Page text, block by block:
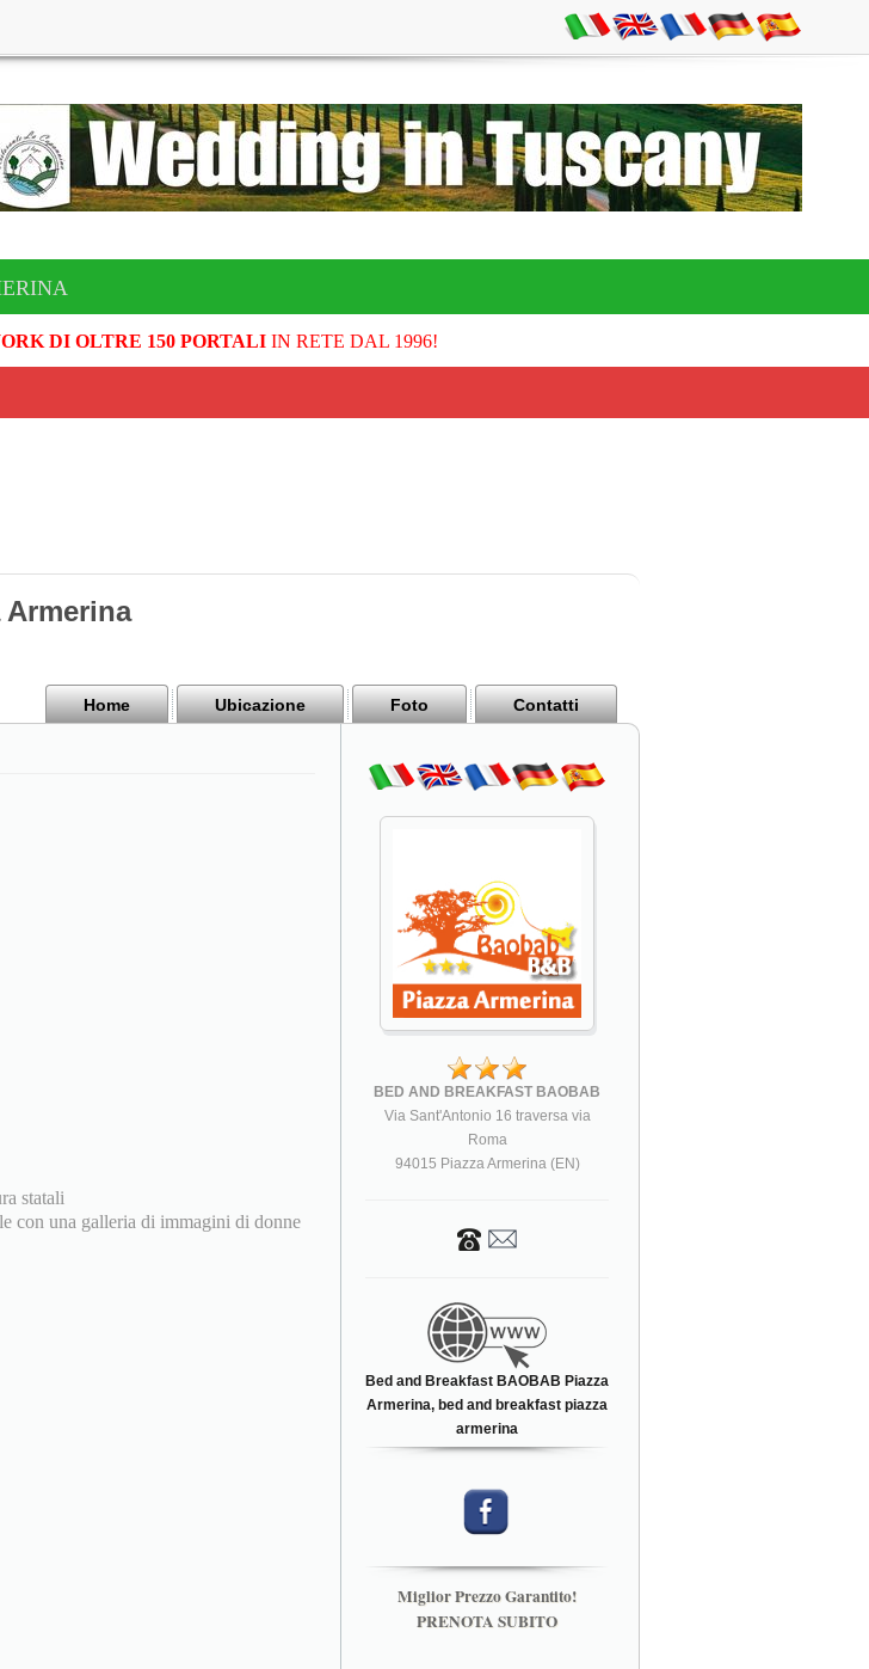
DI OLTRE 150 PORTALIIN RETE DAL 1996!
Armerina
Home Ubicazione Foto Contatti
statali
con una galleria di immagini di donne
BED AND BREAKFAST BAOBAB
Via Sant'Antonio 16 traversa via
Roma
94015 Piazza Armerina (EN)
Bed and Breakfast BAOBAB Piazza
Armerina, bed and breakfast piazza
armerina
Miglior Prezzo Garantito!
PRENOTA SUBITO